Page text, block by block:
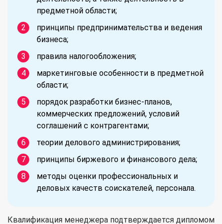
предметной области;
принципы предпринимательства и ведения
бизнеса;
правила налогообложения;
маркетинговые особенности в предметной
области;
порядок разработки бизнес-планов,
коммерческих предложений, условий
соглашений с контрагентами;
теории делового администрирования;
принципы биржевого и финансового дела;
методы оценки профессиональных и
деловых качеств соискателей, персонала.
Квалификация менеджера подтверждается дипломом